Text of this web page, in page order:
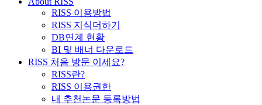
RISS 이용방법
RISS 지식더하기
DB연계 현황
BI 및 배너 다운로드
RISS 처음 방문 이세요?
RISS란?
RISS 이용권한
내 추천논문 등록방법